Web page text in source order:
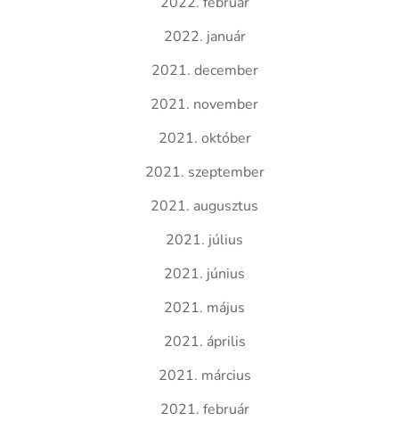
2022. január
2021. december
2021. november
2021. október
2021. szeptember
2021. augusztus
2021. július
2021. június
2021. május
2021. április
2021. március
2021. február